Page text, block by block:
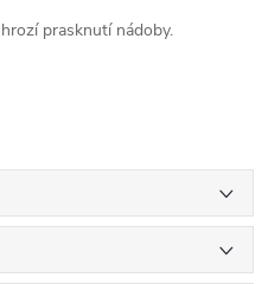
prasknutí nádoby.